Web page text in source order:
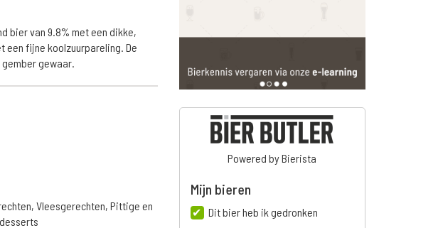
bier van 9.8% met een dikke,
een fijne koolzuurpareling. De
gewaar.
Vleesgerechten, Pittige en
Powered by Bierista
Mijn bieren
Dit bier heb ik gedronken